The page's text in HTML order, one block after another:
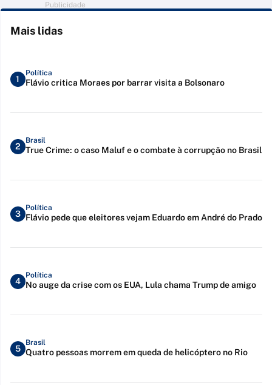
Publicidade
Mais lidas
1
Política
Flávio critica Moraes por barrar visita a Bolsonaro
2
Brasil
True Crime: o caso Maluf e o combate à corrupção no Brasil
3
Política
Flávio pede que eleitores vejam Eduardo em André do Prado
4
Política
No auge da crise com os EUA, Lula chama Trump de amigo
5
Brasil
Quatro pessoas morrem em queda de helicóptero no Rio